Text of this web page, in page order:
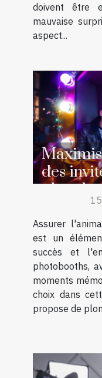
doivent être
mauvaise
aspect...
des
Assurer
est un
succès et
photobooths,
moments
choix dans
propose de